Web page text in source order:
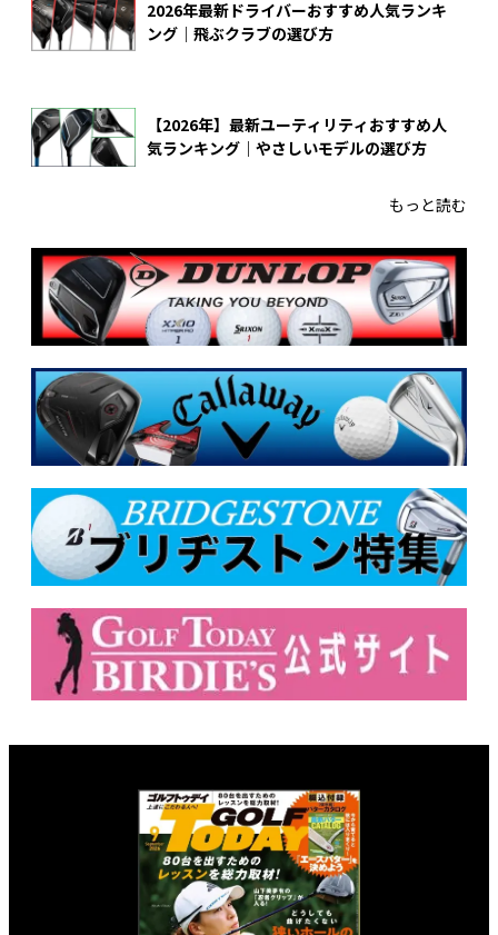
2026年最新ドライバーおすすめ人気ランキ
ング｜飛ぶクラブの選び方
【2026年】最新ユーティリティおすすめ人
気ランキング｜やさしいモデルの選び方
もっと読む